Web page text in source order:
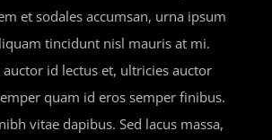
et sodales accumsan, urna ipsum
tincidunt nisl mauris at mi.
id lectus et, ultricies auctor
quam id eros semper finibus.
vitae dapibus. Sed lacus massa,